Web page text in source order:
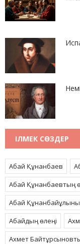
ІЛМЕК СӨЗДЕР
Абай Құнанбаев
Абай Құнанбаевтың
Абай
Абайдың өлеңі
Ахмет